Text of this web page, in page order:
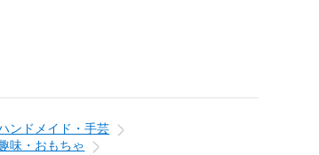
を丸め曲げての梱包となります、ご了
ンドメイド・手芸
味・おもちゃ